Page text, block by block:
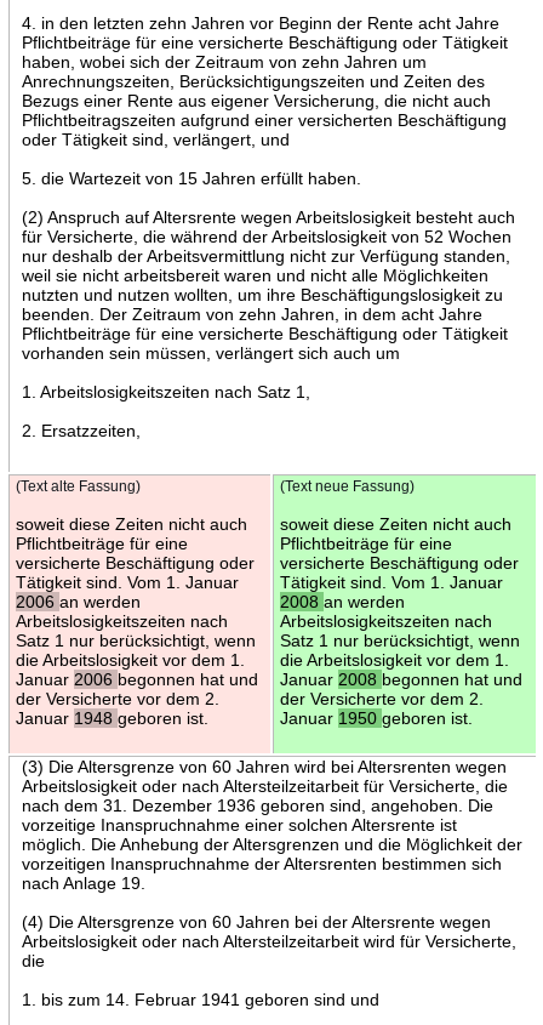
4. in den letzten zehn Jahren vor Beginn der Rente acht Jahre
Pflichtbeiträge für eine versicherte Beschäftigung oder Tätigkeit
haben, wobei sich der Zeitraum von zehn Jahren um
Anrechnungszeiten, Berücksichtigungszeiten und Zeiten des
Bezugs einer Rente aus eigener Versicherung, die nicht auch
Pflichtbeitragszeiten aufgrund einer versicherten Beschäftigung
oder Tätigkeit sind, verlängert, und
5. die Wartezeit von 15 Jahren erfüllt haben.
(2) Anspruch auf Altersrente wegen Arbeitslosigkeit besteht auch
für Versicherte, die während der Arbeitslosigkeit von 52 Wochen
nur deshalb der Arbeitsvermittlung nicht zur Verfügung standen,
weil sie nicht arbeitsbereit waren und nicht alle Möglichkeiten
nutzten und nutzen wollten, um ihre Beschäftigungslosigkeit zu
beenden. Der Zeitraum von zehn Jahren, in dem acht Jahre
Pflichtbeiträge für eine versicherte Beschäftigung oder Tätigkeit
vorhanden sein müssen, verlängert sich auch um
1. Arbeitslosigkeitszeiten nach Satz 1,
2. Ersatzzeiten,
(Text alte Fassung)
soweit diese Zeiten nicht auch
Pflichtbeiträge für eine
versicherte Beschäftigung oder
Tätigkeit sind. Vom 1. Januar
2006 an werden
Arbeitslosigkeitszeiten nach
Satz 1 nur berücksichtigt, wenn
die Arbeitslosigkeit vor dem 1.
Januar 2006 begonnen hat und
der Versicherte vor dem 2.
Januar 1948 geboren ist.
(Text neue Fassung)
soweit diese Zeiten nicht auch
Pflichtbeiträge für eine
versicherte Beschäftigung oder
Tätigkeit sind. Vom 1. Januar
2008 an werden
Arbeitslosigkeitszeiten nach
Satz 1 nur berücksichtigt, wenn
die Arbeitslosigkeit vor dem 1.
Januar 2008 begonnen hat und
der Versicherte vor dem 2.
Januar 1950 geboren ist.
(3) Die Altersgrenze von 60 Jahren wird bei Altersrenten wegen
Arbeitslosigkeit oder nach Altersteilzeitarbeit für Versicherte, die
nach dem 31. Dezember 1936 geboren sind, angehoben. Die
vorzeitige Inanspruchnahme einer solchen Altersrente ist
möglich. Die Anhebung der Altersgrenzen und die Möglichkeit der
vorzeitigen Inanspruchnahme der Altersrenten bestimmen sich
nach Anlage 19.
(4) Die Altersgrenze von 60 Jahren bei der Altersrente wegen
Arbeitslosigkeit oder nach Altersteilzeitarbeit wird für Versicherte,
die
1. bis zum 14. Februar 1941 geboren sind und